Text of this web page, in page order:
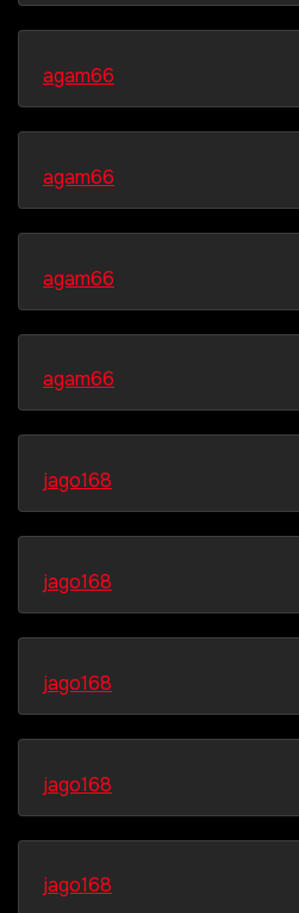
agam66
agam66
agam66
agam66
jago168
jago168
jago168
jago168
jago168